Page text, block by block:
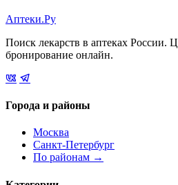
Аптеки.Ру
Поиск лекарств в аптеках России.
бронирование онлайн.
Города и районы
Москва
Санкт-Петербург
По районам →